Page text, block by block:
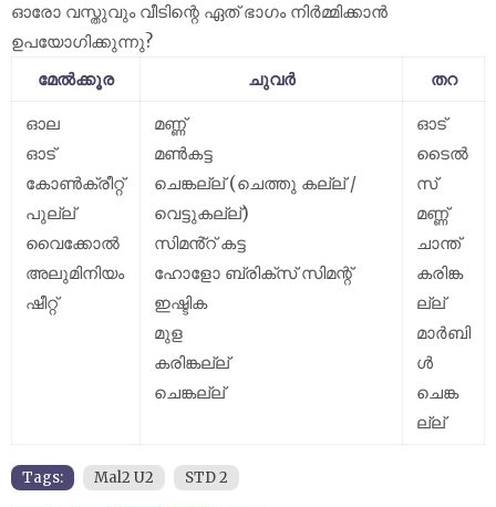
ഓരോ വസ്തുവും വീടിന്റെ ഏത് ഭാഗം നിർമ്മിക്കാൻ
ഉപയോഗിക്കുന്നു?
മേൽക്കൂര
ചുവർ തറ
ഓല
ഓട്
കോൺക്രീറ്റ്
പുല്ല്
വൈക്കോൽ
അലുമിനിയം
ഷീറ്റ്
മണ്ണ്
മൺകട്ട
ചെങ്കല്ല് (ചെത്തു കല്ല് /
വെട്ടുകല്ല്)
സിമൻ്റ് കട്ട
ഹോളോ ബ്രിക്സ് സിമന്റ്
ഇഷ്ടിക
മുള
കരിങ്കല്ല്
ചെങ്കല്ല്
ഓട്
ടൈൽ
സ്
മണ്ണ്
ചാന്ത്
കരിങ്ക
ല്ല്
മാർബി
ൾ
ചെങ്ക
ല്ല്
Tags: Mal2 U2 STD 2